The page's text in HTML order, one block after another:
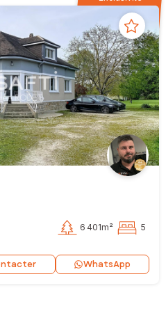
6 401m² 5
WhatsApp